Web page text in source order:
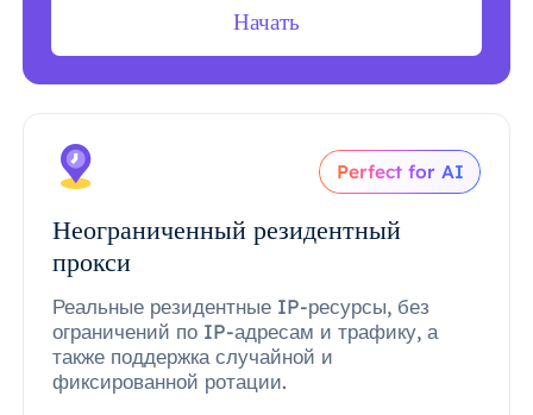
Начать
Perfect for AI
Неограниченный резидентный
прокси
Реальные резидентные IP-ресурсы, без
ограничений по IP-адресам и трафику, а
также поддержка случайной и
фиксированной ротации.